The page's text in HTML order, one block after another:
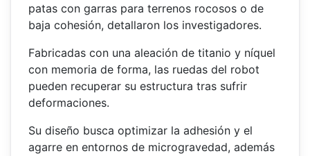
patas con garras para terrenos rocosos o de
baja cohesión, detallaron los investigadores.
Fabricadas con una aleación de titanio y níquel
con memoria de forma, las ruedas del robot
pueden recuperar su estructura tras sufrir
deformaciones.
Su diseño busca optimizar la adhesión y el
agarre en entornos de microgravedad, además